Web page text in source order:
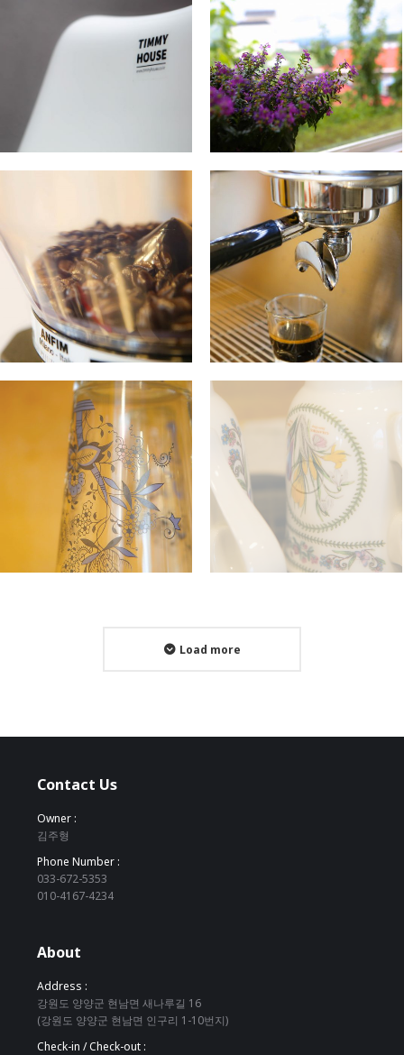
Load more
Contact Us
Owner :
김주형
Phone Number :
033-672-5353
010-4167-4234
About
Address :
강원도 양양군 현남면 새나루길 16
(강원도 양양군 현남면 인구리 1-10번지)
Check-in / Check-out :